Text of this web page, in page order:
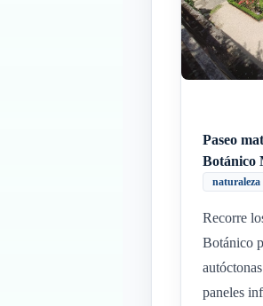
Paseo
Botánico
naturaleza
Recorre
Botánico
paneles